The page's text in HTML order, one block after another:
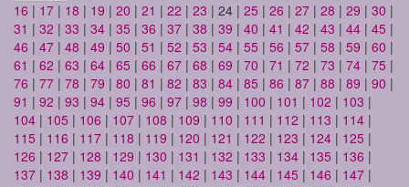
16 | 17 | 18 | 19 | 20 | 21 | 22 | 23 | 24 | 25 | 26 | 27 | 28 | 29 | 30 |
31 | 32 | 33 | 34 | 35 | 36 | 37 | 38 | 39 | 40 | 41 | 42 | 43 | 44 | 45 |
46 | 47 | 48 | 49 | 50 | 51 | 52 | 53 | 54 | 55 | 56 | 57 | 58 | 59 | 60 |
61 | 62 | 63 | 64 | 65 | 66 | 67 | 68 | 69 | 70 | 71 | 72 | 73 | 74 | 75 |
76 | 77 | 78 | 79 | 80 | 81 | 82 | 83 | 84 | 85 | 86 | 87 | 88 | 89 | 90 |
91 | 92 | 93 | 94 | 95 | 96 | 97 | 98 | 99 | 100 | 101 | 102 | 103 |
104 | 105 | 106 | 107 | 108 | 109 | 110 | 111 | 112 | 113 | 114 |
115 | 116 | 117 | 118 | 119 | 120 | 121 | 122 | 123 | 124 | 125 |
126 | 127 | 128 | 129 | 130 | 131 | 132 | 133 | 134 | 135 | 136 |
137 | 138 | 139 | 140 | 141 | 142 | 143 | 144 | 145 | 146 | 147 |